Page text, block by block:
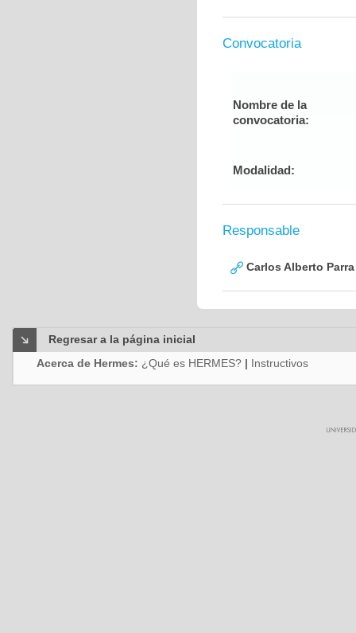
Convocatoria
Nombre de la
convocatoria:
Modalidad:
Responsable
Carlos Alberto
Regresar a la página inicial
Acerca de Hermes: ¿Qué es HERMES? | Instructivos